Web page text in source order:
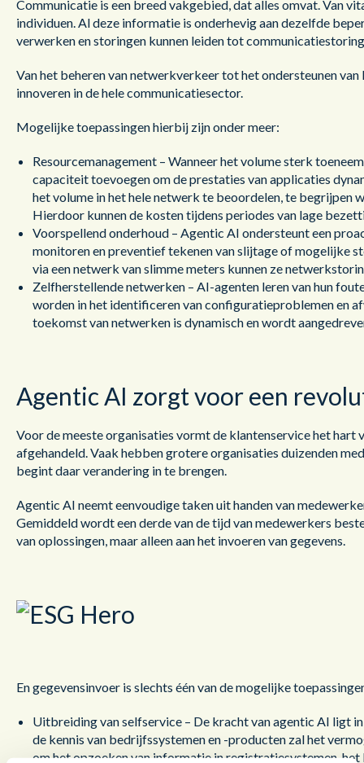
Communicatie is een breed vakgebied, dat alles omvat. Van
individuen. Al deze informatie is onderhevig aan dezelfde
verwerken en storingen kunnen leiden tot
Van het beheren van netwerkverkeer tot het ondersteunen
innoveren in de hele communicatiesector.
Mogelijke toepassingen hierbij zijn onder meer:
Resourcemanagement – Wanneer het volume sterk
capaciteit toevoegen om de prestaties van applicaties
het volume in het hele netwerk te beoordelen, te begrijpen
Hierdoor kunnen de kosten tijdens periodes van lage
Voorspellend onderhoud – Agentic AI ondersteunt een
monitoren en preventief tekenen van slijtage of mogelijke
via een netwerk van slimme meters kunnen ze
Zelfherstellende netwerken – AI-agenten leren van hun
worden in het identificeren van configuratieproblemen en
toekomst van netwerken is dynamisch en wordt
Agentic AI zorgt voor een
Voor de meeste organisaties vormt de klantenservice het
afgehandeld. Vaak hebben grotere organisaties duizenden
begint daar verandering in te brengen.
Agentic AI neemt eenvoudige taken uit handen van
Gemiddeld wordt een derde van de tijd van medewerkers
van oplossingen, maar alleen aan het invoeren van gegevens.
En gegevensinvoer is slechts één van de mogelijke
Uitbreiding van selfservice – De kracht van agentic AI ligt
de kennis van bedrijfssystemen en -producten zal het
om het opzoeken van informatie in registratiesystemen,